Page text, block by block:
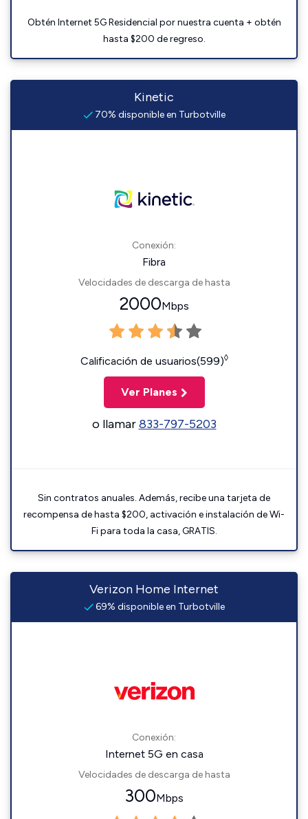
Obtén Internet 5G Residencial por nuestra cuenta + obtén
hasta $200 de regreso.
Kinetic
70% disponible en Turbotville
Conexión:
Fibra
Velocidades de descarga de hasta
2000Mbps
Calificación de usuarios(599)◊
Ver Planes
o llamar833-797-5203
Sin contratos anuales. Además, recibe una tarjeta de
recompensa de hasta $200, activación e instalación de Wi-
Fi para toda la casa, GRATIS.
Verizon Home Internet
69% disponible en Turbotville
Conexión:
Internet 5G en casa
Velocidades de descarga de hasta
300Mbps